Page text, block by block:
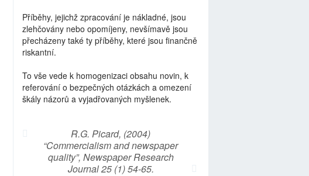
Příběhy, jejichž zpracování je nákladné, jsou
zlehčovány nebo opomíjeny, nevšímavě jsou
přecházeny také ty příběhy, které jsou finančně
riskantní.
To vše vede k homogenizaci obsahu novin, k
referování o bezpečných otázkách a omezení
škály názorů a vyjadřovaných myšlenek.
R.G. Picard, (2004)
“Commercialism and newspaper
quality”, Newspaper Research
Journal 25 (1) 54-65.